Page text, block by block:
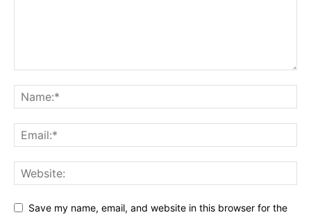
Save my name, email, and website in this browser for the